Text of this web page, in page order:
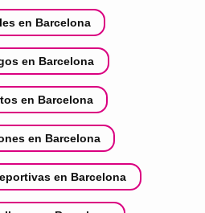
en Barcelona
en Barcelona
en Barcelona
en Barcelona
en Barcelona